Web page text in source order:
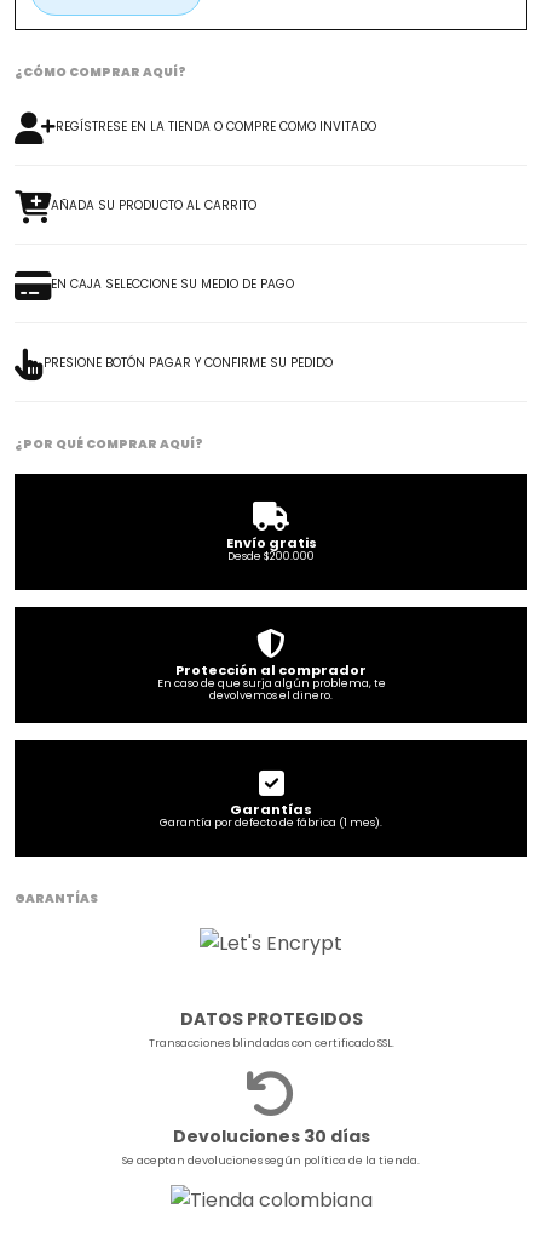
¿CÓMO COMPRAR AQUÍ?
REGÍSTRESE EN LA TIENDA O COMPRE COMO INVITADO
AÑADA SU PRODUCTO AL CARRITO
EN CAJA SELECCIONE SU MEDIO DE PAGO
PRESIONE BOTÓN PAGAR Y CONFIRME SU PEDIDO
¿POR QUÉ COMPRAR AQUÍ?
Envío gratis
Desde $200.000
Protección al comprador
En caso de que surja algún problema, te
devolvemos el dinero.
Garantías
Garantía por defecto de fábrica (1 mes).
GARANTÍAS
DATOS PROTEGIDOS
Transacciones blindadas con certificado SSL.
Devoluciones 30 días
Se aceptan devoluciones según política de la tienda.